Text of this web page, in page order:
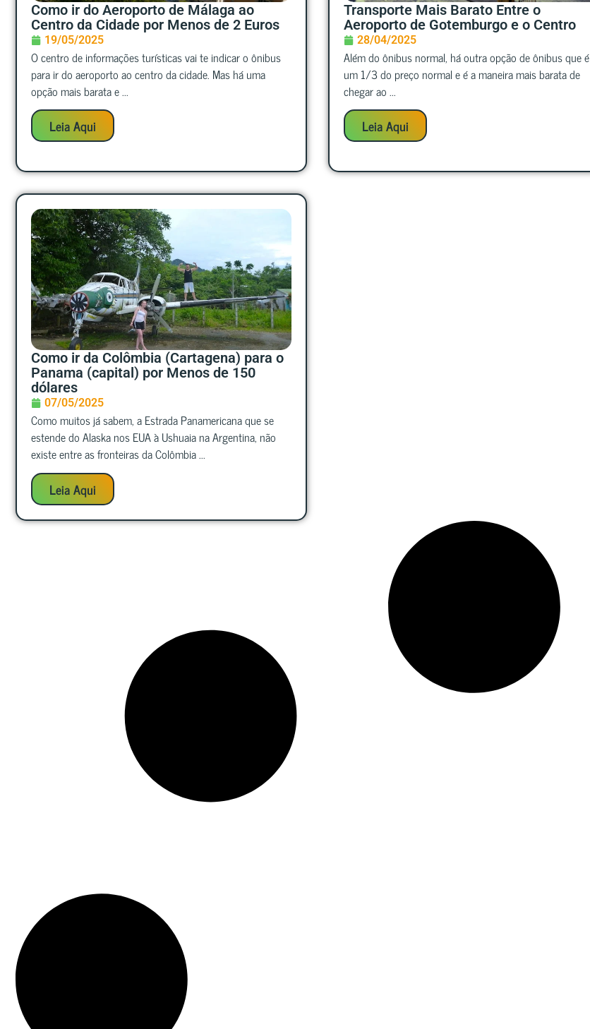
Como ir do Aeroporto de Málaga ao
Centro da Cidade por Menos de 2 Euros
19/05/2025
O centro de informações turísticas vai te indicar o ônibus
para ir do aeroporto ao centro da cidade. Mas há uma
opção mais barata e ...
Leia Aqui
Transporte Mais Barato Entre o
Aeroporto de Gotemburgo e o Centro
28/04/2025
Além do ônibus normal, há outra opção de ônibus que é
um 1/3 do preço normal e é a maneira mais barata de
chegar ao ...
Leia Aqui
Como ir da Colômbia (Cartagena) para o
Panama (capital) por Menos de 150
dólares
07/05/2025
Como muitos já sabem, a Estrada Panamericana que se
estende do Alaska nos EUA à Ushuaia na Argentina, não
existe entre as fronteiras da Colômbia ...
Leia Aqui